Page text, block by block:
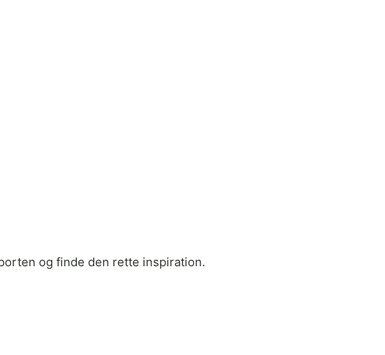
og finde den rette inspiration.